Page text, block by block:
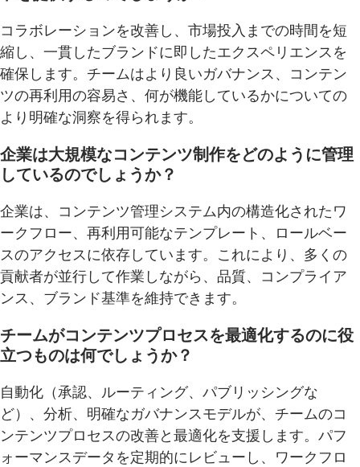
コラボレーションを改善し、市場投入までの時間を短
縮し、一貫したブランドに即したエクスペリエンスを
確保します。チームはより良いガバナンス、コンテン
ツの再利用の容易さ、何が機能しているかについての
より明確な洞察を得られます。
企業は大規模なコンテンツ制作をどのように管理
しているのでしょうか？
企業は、コンテンツ管理システム内の構造化されたワ
ークフロー、再利用可能なテンプレート、ロールベー
スのアクセスに依存しています。これにより、多くの
貢献者が並行して作業しながら、品質、コンプライア
ンス、ブランド基準を維持できます。
チームがコンテンツプロセスを最適化するのに役
立つものは何でしょうか？
自動化（承認、ルーティング、パブリッシングな
ど）、分析、明確なガバナンスモデルが、チームのコ
ンテンツプロセスの改善と最適化を支援します。パフ
ォーマンスデータを定期的にレビューし、ワークフロ